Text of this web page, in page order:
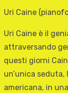
Uri Caine
Uri Caine è il
attraversando
questi giorni
un’unica
americana, in